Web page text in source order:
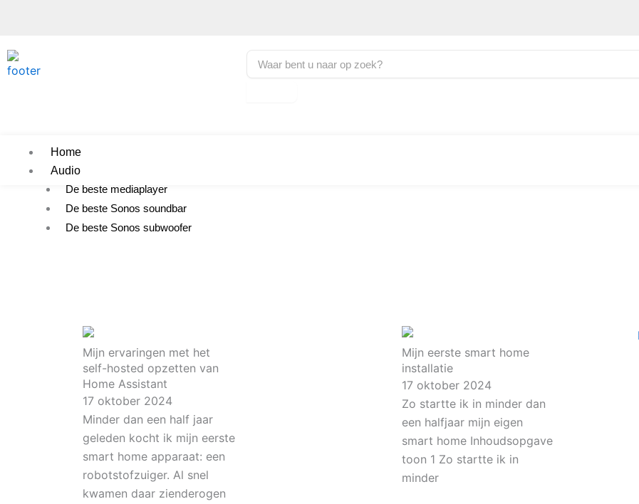
Home
Audio
De beste mediaplayer
De beste Sonos soundbar
De beste Sonos subwoofer
De beste thuisbatterij met stekker
De beste P1 meter
Stekkers
Beste bewegingssensor
Beste slimme stekkers
Stofzuigers
Beste robotstofzuiger met en zonder dweil
Beste steelstofzuiger
Beste Dyson steelstofzuiger
Mijn ervaringen met het
self-hosted opzetten van
Home Assistant
17 oktober 2024
Minder dan een half jaar
geleden kocht ik mijn eerste
smart home apparaat: een
robotstofzuiger. Al snel
kwamen daar zienderogen
Mijn eerste smart home
installatie
17 oktober 2024
Zo startte ik in minder dan
een halfjaar mijn eigen
smart home Inhoudsopgave
toon 1 Zo startte ik in
minder